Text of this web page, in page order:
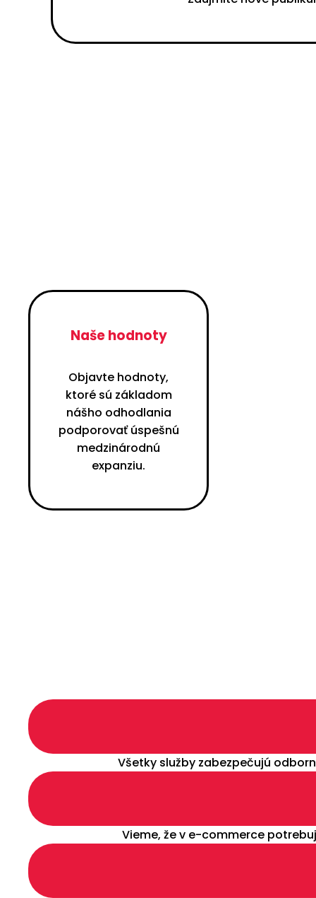
Naše hodnoty
Objavte hodnoty,
ktoré sú základom
nášho odhodlania
podporovať úspešnú
medzinárodnú
expanziu.
Všetky služby zabezpečujú
Vieme, že v e-commerce